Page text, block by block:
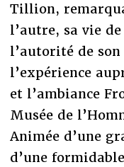
Tillion,
l’autre, sa vie
l’autorité de
l’expérience
et l’ambiance
Musée de
Animée d’une
d’une